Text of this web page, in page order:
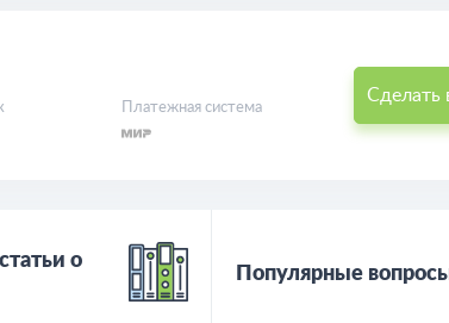
Платежная система
Сделать
о
Популярные